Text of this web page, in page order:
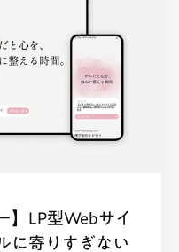
】LP型Webサイ
に寄りすぎない